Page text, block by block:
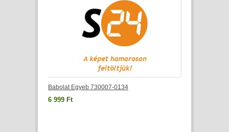
Babolat Egyeb 730007-0134
6 999 Ft